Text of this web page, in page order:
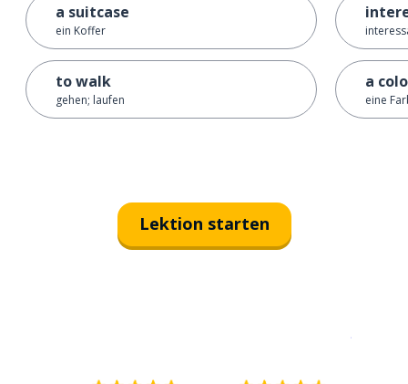
a suitcase
ein Koffer
to walk
gehen; laufen
a
eine
Lektion starten